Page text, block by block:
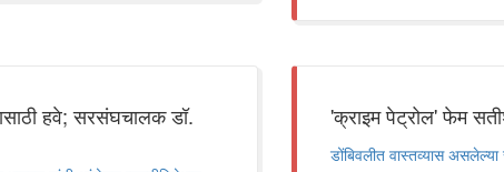
हवे; सरसंघचालक डॉ. 'क्राइम पेट्रोल' फेम
डोंबिवलीत वास्तव्यास